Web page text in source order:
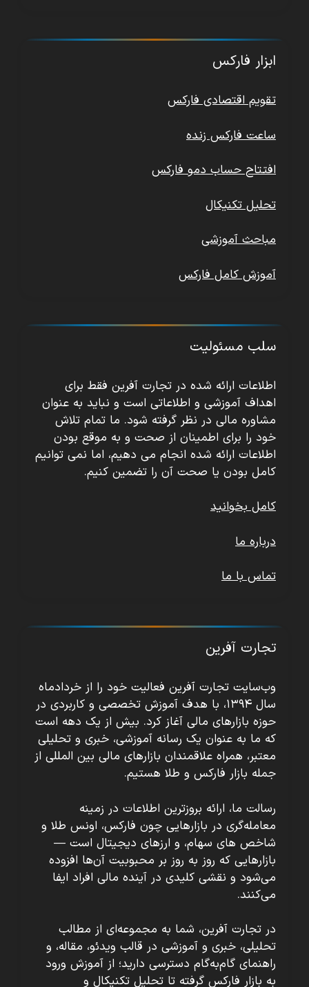
ابزار فارکس
تقویم اقتصادی فارکس
ساعت فارکس زنده
افتتاح حساب دمو فارکس
تحلیل تکنیکال
مباحث آموزشی
آموزش کامل فارکس
سلب مسئولیت
اطلاعات ارائه شده در تجارت آفرین فقط برای
اهداف آموزشی و اطلاعاتی است و نباید به عنوان
مشاوره مالی در نظر گرفته شود. ما تمام تلاش
خود را برای اطمینان از صحت و به موقع بودن
اطلاعات ارائه شده انجام می دهیم، اما نمی توانیم
کامل بودن یا صحت آن را تضمین کنیم.
کامل بخوانید
درباره ما
تماس با ما
تجارت آفرین
وب‌سایت تجارت آفرین فعالیت خود را از خردادماه
سال ۱۳۹۴، با هدف آموزش تخصصی و کاربردی در
حوزه بازارهای مالی آغاز کرد. بیش از یک دهه است
که ما به عنوان یک رسانه آموزشی، خبری و تحلیلی
معتبر، همراه علاقمندان بازارهای مالی بین المللی از
جمله بازار فارکس و طلا هستیم.
رسالت ما، ارائه بروزترین اطلاعات در زمینه
معامله‌گری در بازارهایی چون فارکس، اونس طلا و
شاخص های سهام، و ارزهای دیجیتال است —
بازارهایی که روز به روز بر محبوبیت آن‌ها افزوده
می‌شود و نقشی کلیدی در آینده مالی افراد ایفا
می‌کنند.
در تجارت آفرین، شما به مجموعه‌ای از مطالب
تحلیلی، خبری و آموزشی در قالب ویدئو، مقاله، و
راهنمای گام‌به‌گام دسترسی دارید؛ از آموزش ورود
به بازار فارکس گرفته تا تحلیل تکنیکال و